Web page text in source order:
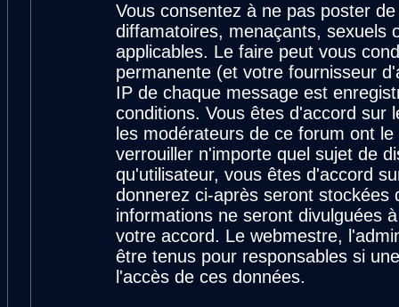
Vous consentez à ne pas poster
diffamatoires, menaçants, sexuels
applicables. Le faire peut vous
permanente (et votre fournisseur
IP de chaque message est
conditions. Vous êtes d'accord sur
les modérateurs de ce forum ont
verrouiller n'importe quel sujet de
qu'utilisateur, vous êtes d'accord
donnerez ci-après seront stockées
informations ne seront divulguées
votre accord. Le webmestre,
être tenus pour responsables si
l'accès de ces données.